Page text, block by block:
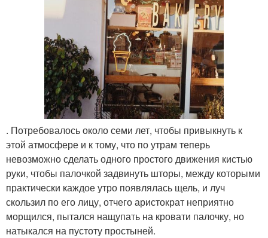
. Потребовалось около семи лет, чтобы привыкнуть к
этой атмосфере и к тому, что по утрам теперь
невозможно сделать одного простого движения кистью
руки, чтобы палочкой задвинуть шторы, между которыми
практически каждое утро появлялась щель, и луч
скользил по его лицу, отчего аристократ неприятно
морщился, пытался нащупать на кровати палочку, но
натыкался на пустоту простыней.